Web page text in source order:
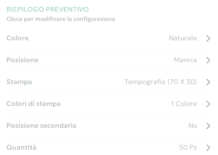
carta Kraft marrone riciclata. L'aspetto più affascinante di
incisione laser, rendendolo un regalo perfetto o un gadget
distintivo e raffinato.
RIEPILOGO PREVENTIVO
Clicca per modificare la configurazione
Colore Naturale
Posizione Manica
Stampa Tampografia (70 X 30)
Colori di stampa 1 Colore
Posizione secondaria No
Quantità 50 Pz